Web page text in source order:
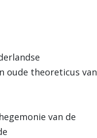
oude theoreticus van
van de